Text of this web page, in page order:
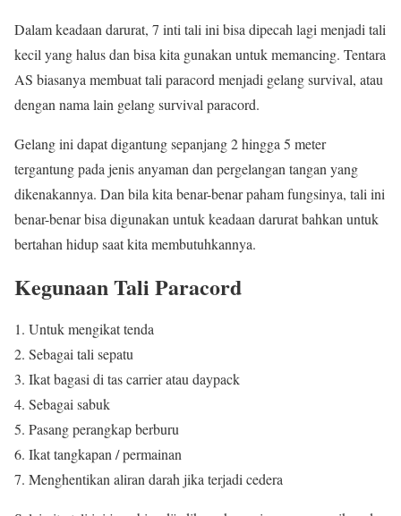
Dalam keadaan darurat, 7 inti tali ini bisa dipecah lagi menjadi tali
kecil yang halus dan bisa kita gunakan untuk memancing. Tentara
AS biasanya membuat tali paracord menjadi gelang survival, atau
dengan nama lain gelang survival paracord.
Gelang ini dapat digantung sepanjang 2 hingga 5 meter
tergantung pada jenis anyaman dan pergelangan tangan yang
dikenakannya. Dan bila kita benar-benar paham fungsinya, tali ini
benar-benar bisa digunakan untuk keadaan darurat bahkan untuk
bertahan hidup saat kita membutuhkannya.
Kegunaan Tali Paracord
1. Untuk mengikat tenda
2. Sebagai tali sepatu
3. Ikat bagasi di tas carrier atau daypack
4. Sebagai sabuk
5. Pasang perangkap berburu
6. Ikat tangkapan / permainan
7. Menghentikan aliran darah jika terjadi cedera